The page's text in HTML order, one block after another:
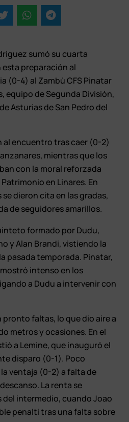
sumó su cuarta
preparación al
(0-4) al Zambú CFS Pinatar
equipo de Segunda División,
Asturias de San Pedro del
al encuentro tras caer (0-2)
mientras que los
con la moral reforzada
en Linares. En
dieron cita en las gradas,
de seguidores amarillos.
formado por Dudu,
y Alan Brandi, vistiendo la
pasada temporada. Pinatar,
intenso en los
a Dudu a intervenir con
faltas, lo que dio aire a
metros y ocasiones. En el
a Lemine, que inauguró el
disparo (0-1). Poco
ventaja (0-2) a falta de
La renta se
intermedio, cuando Joao
penalti tras una falta sobre